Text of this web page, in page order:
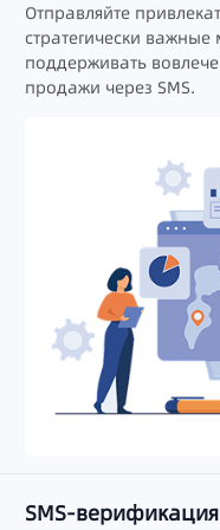
Отправляйте
стратегически
поддерживать
продажи через SMS.
SMS-верификация